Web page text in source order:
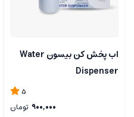
اب پخش کن بیسون Water
Dispenser
5
900,000 تومان